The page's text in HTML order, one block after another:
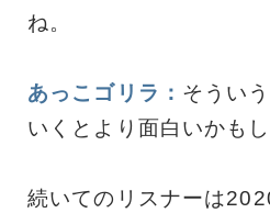
ね。
あっこゴリラ： そうい
いくとより面白いかも
続いてのリスナーは